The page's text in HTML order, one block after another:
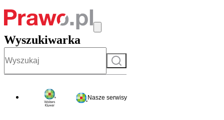
Wyszukiwarka
Szukaj
Nasze serwisy